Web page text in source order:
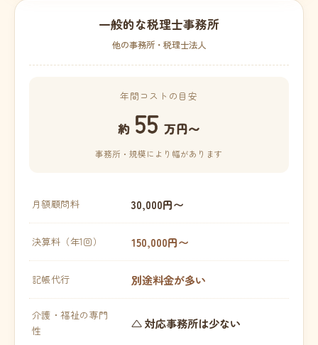
一般的な税理士事務所
他の事務所・税理士法人
年間コストの目安
約 55 万円〜
事務所・規模により幅があります
月額顧問料 30,000円〜
決算料（年1回） 150,000円〜
記帳代行 別途料金が多い
介護・福祉の専門
性
△ 対応事務所は少ない